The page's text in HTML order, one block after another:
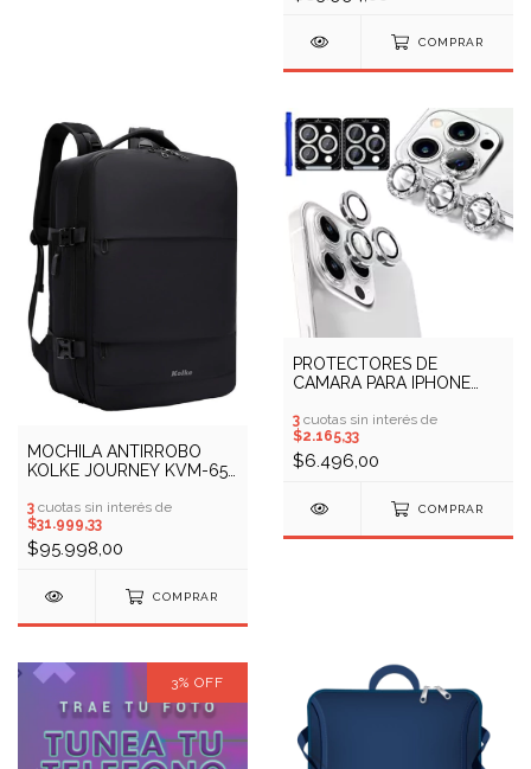
COMPRAR
MOCHILA ANTIRROBO
KOLKE JOURNEY KVM-654
3 cuotas sin interés de
$31.999,33
$95.998,00
COMPRAR
PROTECTORES DE
CAMARA PARA IPHONE
DISPONIBLES)
3 cuotas sin interés de
$2.165,33
$6.496,00
COMPRAR
3% OFF